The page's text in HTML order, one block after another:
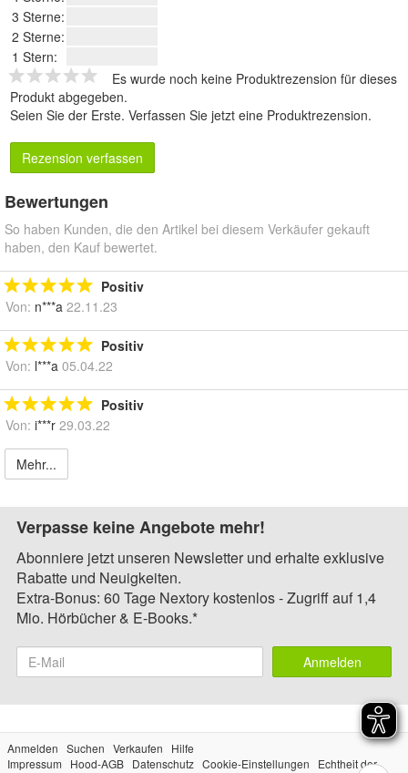
3 Sterne:
2 Sterne:
1 Stern:
Es wurde noch keine Produktrezension für dieses
Produkt abgegeben.
Seien Sie der Erste. Verfassen Sie jetzt eine Produktrezension.
Rezension verfassen
Bewertungen
So haben Kunden, die den Artikel bei diesem Verkäufer gekauft
haben, den Kauf bewertet.
Positiv
Von: n***a 22.11.23
Positiv
Von: l***a 05.04.22
Positiv
Von: i***r 29.03.22
Mehr...
Verpasse keine Angebote mehr!
Abonniere jetzt unseren Newsletter und erhalte exklusive
Rabatte und Neuigkeiten.
Extra-Bonus: 60 Tage Nextory kostenlos - Zugriff auf 1,4
Mio. Hörbücher & E-Books.*
Anmelden
Anmelden Suchen Verkaufen
Hilfe
Impressum
Hood-AGB Datenschutz Cookie-Einstellungen
Echtheit der